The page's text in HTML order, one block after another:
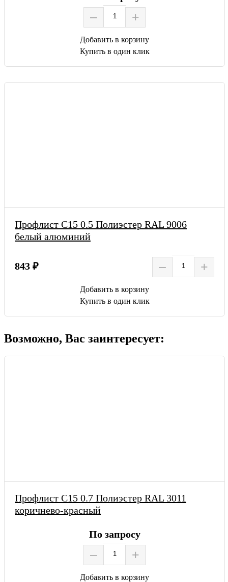
– +
Добавить в корзину
Купить в один клик
Профлист С15 0.5 Полиэстер RAL 9006
белый алюминий
843 ₽ – +
Добавить в корзину
Купить в один клик
Возможно, Вас заинтересует:
Профлист С15 0.7 Полиэстер RAL 3011
коричнево-красный
По запросу
– +
Добавить в корзину